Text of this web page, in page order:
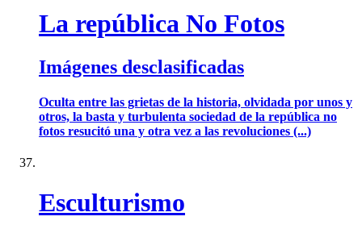
La república No Fotos
Imágenes desclasificadas
Oculta entre las grietas de la historia, olvidada por unos y
otros, la basta y turbulenta sociedad de la república no
fotos resucitó una y otra vez a las revoluciones (...)
Esculturismo